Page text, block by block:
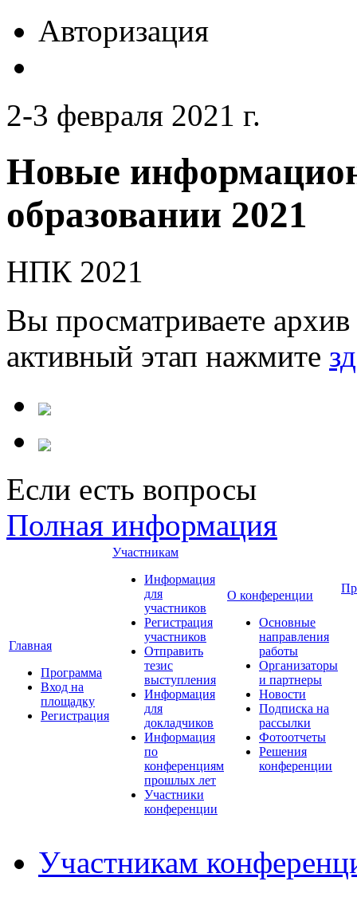
Авторизация
2-3 февраля 2021 г.
Новые
образовании 2021
НПК 2021
Вы просматриваете
активный этап нажмите
Если есть вопросы
Полная информация
Главная
Программа
Вход на
площадку
Регистрация
Участникам
Информация
для
участников
Регистрация
участников
Отправить
тезис
выступления
Информация
для
докладчиков
Информация
по
конференциям
прошлых лет
Участники
конференции
О конференции
Основные
направления
работы
Организаторы
и партнеры
Новости
Подписка на
рассылки
Фотоотчеты
Решения
конференции
Участникам